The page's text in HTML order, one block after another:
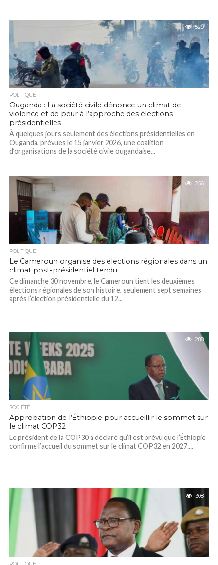
529
POLITIQUE
Ouganda : La société civile dénonce un climat de
violence et de peur à l’approche des élections
présidentielles
À quelques jours seulement des élections présidentielles en
Ouganda, prévues le 15 janvier 2026, une coalition
d’organisations de la société civile ougandaise...
256
POLITIQUE
Le Cameroun organise des élections régionales dans un
climat post-présidentiel tendu
Ce dimanche 30 novembre, le Cameroun tient les deuxièmes
élections régionales de son histoire, seulement sept semaines
après l’élection présidentielle du 12...
288
SOCIÉTÉ
Approbation de l’Éthiopie pour accueillir le sommet sur
le climat COP32
Le président de la COP30 a déclaré qu’il est prévu que l’Éthiopie
confirme l’accueil du sommet sur le climat COP32 en 2027....
308